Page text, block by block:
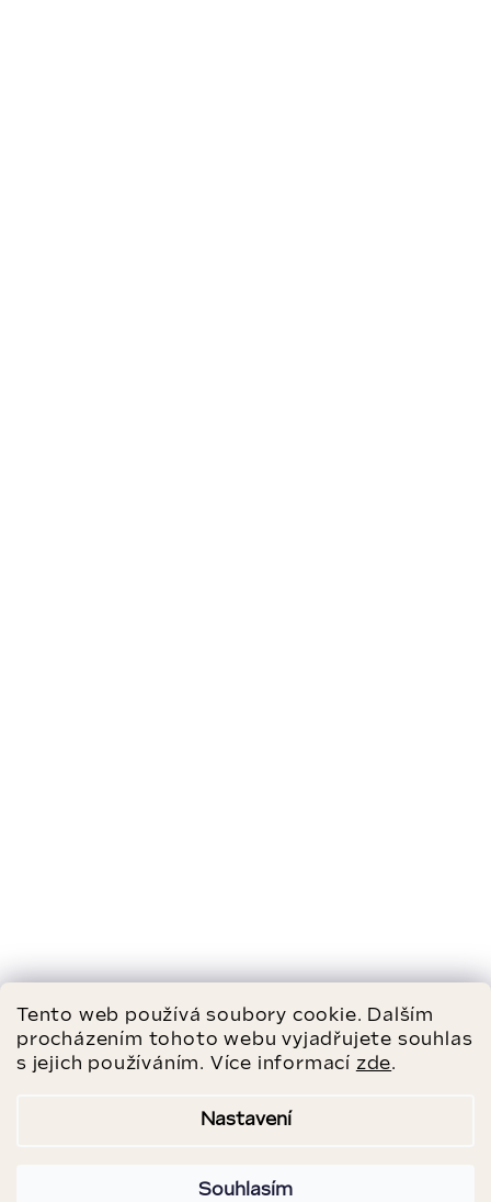
Tento web používá soubory cookie. Dalším
procházením tohoto webu vyjadřujete souhlas
s jejich používáním. Více informací zde.
Nastavení
Souhlasím